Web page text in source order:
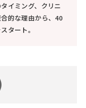
イミング、クリニ
的な理由から、40
タート。